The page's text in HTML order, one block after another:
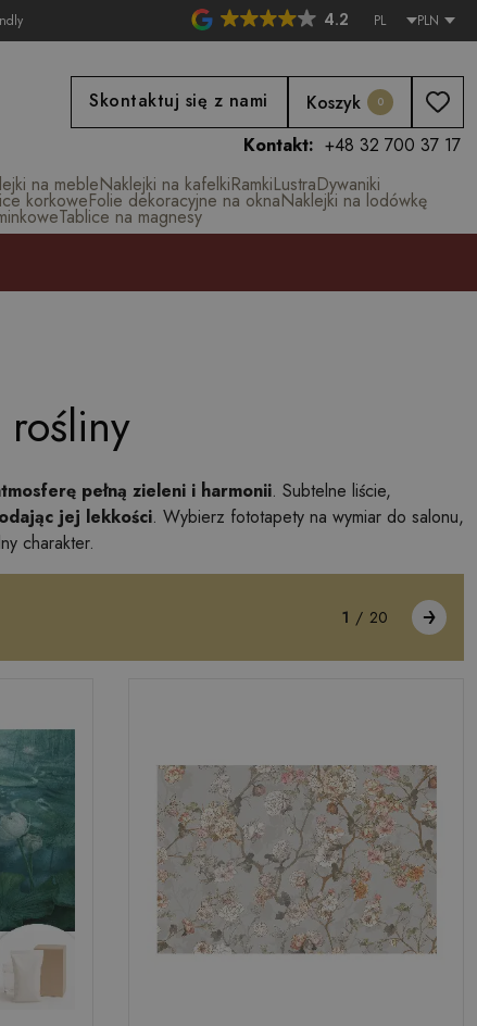
4.2 PL PLN
Skontaktuj się z nami Koszyk 0
Kontakt: +48 32 700 37 17
na mebleNaklejki na kafelkiRamkiLustraDywaniki
korkoweFolie dekoracyjne na oknaNaklejki na lodówkę
Tablice na magnesy
pełną zieleni i harmonii. Subtelne liście,
jej lekkości. Wybierz fototapety na wymiar do salonu,
charakter.
1 / 20